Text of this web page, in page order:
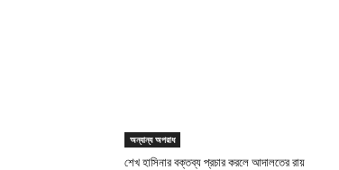
অন্যান্য অপরাধ
শেখ হাসিনার বক্তব্য প্রচার করলে আদালতের রায়